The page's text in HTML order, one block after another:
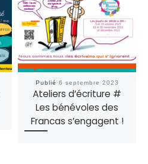
Publié 6 septembre 2023
Ateliers d’écriture #
Les bénévoles des
Francas s’engagent !